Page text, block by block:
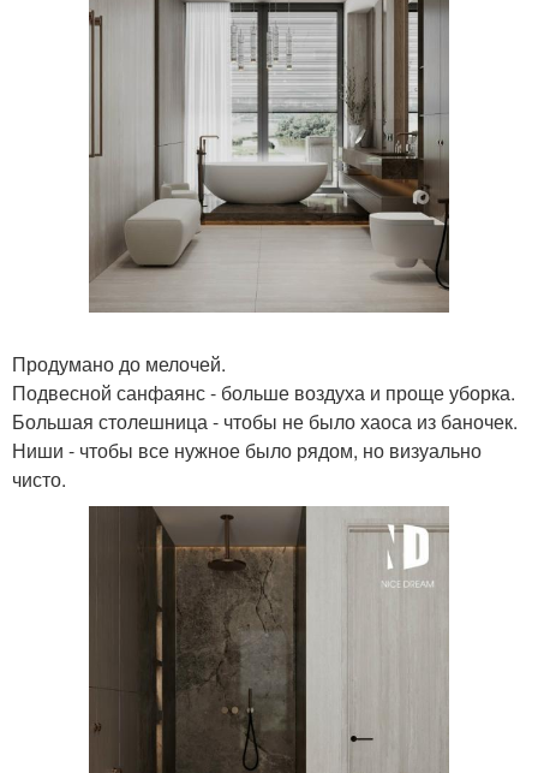
Продумано до мелочей.
Подвесной санфаянс - больше воздуха и проще уборка.
Большая столешница - чтобы не было хаоса из баночек.
Ниши - чтобы все нужное было рядом, но визуально
чисто.